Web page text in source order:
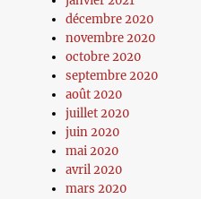
décembre 2020
novembre 2020
octobre 2020
septembre 2020
août 2020
juillet 2020
juin 2020
mai 2020
avril 2020
mars 2020